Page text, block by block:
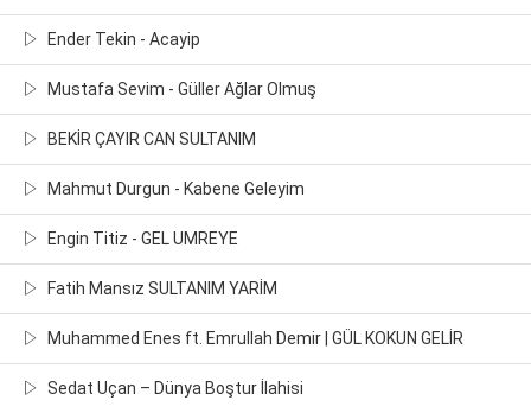
Ender Tekin - Acayip
Mustafa Sevim - Güller Ağlar Olmuş
BEKİR ÇAYIR CAN SULTANIM
Mahmut Durgun - Kabene Geleyim
Engin Titiz - GEL UMREYE
Fatih Mansız SULTANIM YARİM
Muhammed Enes ft. Emrullah Demir | GÜL KOKUN GELİR
Sedat Uçan – Dünya Boştur İlahisi